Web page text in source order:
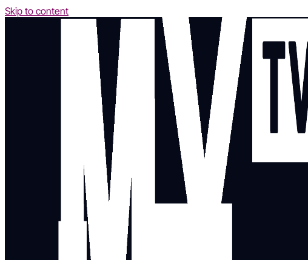
Skip to content